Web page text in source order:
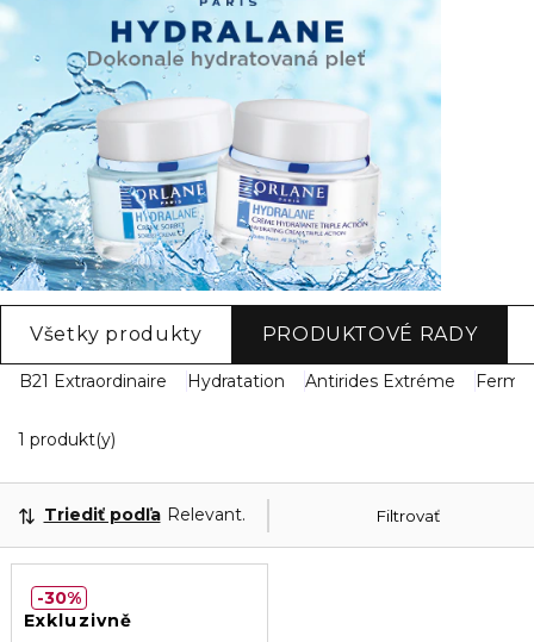
Všetky produkty PRODUKTOVÉ RADY
B21 Extraordinaire Hydratation Antirides Extréme
1 produkt(y)
Filtrovať
Triediť podľa Relevantnosť
Exkluzivně
30%